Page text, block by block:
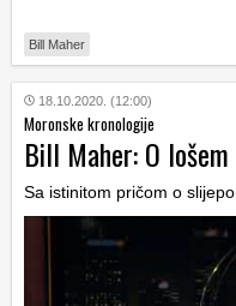
Bill Maher
18.10.2020. (12:00)
Moronske kronologije
Bill Maher: O
Sa istinitom pričom o